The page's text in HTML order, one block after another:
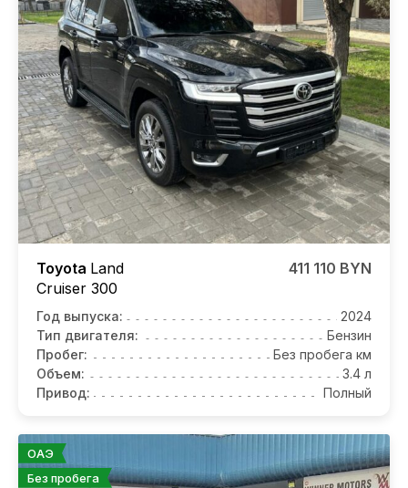
Toyota Land
Cruiser 300
411 110 BYN
Год выпуска:
2024
Тип двигателя:
Бензин
Пробег:
Без пробега км
Объем:
3.4 л
Привод:
Полный
ОАЭ
Без пробега